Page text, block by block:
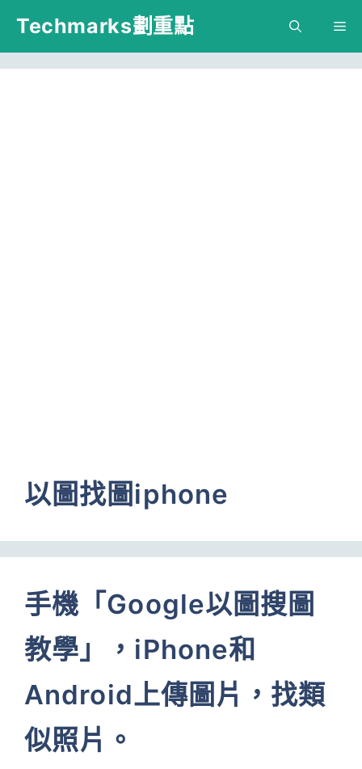
跳
主
Techmarks劃重點
以圖找圖iphone
手機「Google以圖搜圖
教學」，iPhone和
Android上傳圖片，找類
似照片。